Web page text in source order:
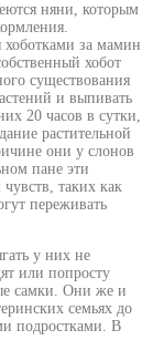
няни, которым
за мамин
хобот
существования
и выпивать
20 часов в сутки,
растительной
они у слонов
пане эти
таких как
переживать
у них не
или попросту
самки. Они же и
семьях до
подростками. В